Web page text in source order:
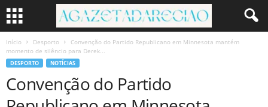
Início Desporto
Convenção do Partido Republicano em Minnesota mantém
momento de silêncio para Derek...
DESPORTO NOTÍCIAS
Convenção do Partido